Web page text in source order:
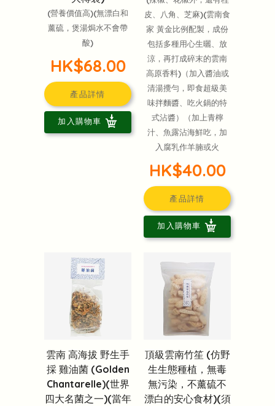
(營養價值高)(無漂白和
薰硫，煲湯焗水不會帶
酸)
HK$68.00
產品詳情
加入購物車
皮、八角、芝麻)(雲南食
家 黃金比例配製，成份
包括多種用心生曬、放
涼，再打成碎末的雲南
高原香料)（加入醬油或
清湯攪勻，即食超級美
味拌麵醬、吃火鍋的特
式沾醬）（加上青檸
汁、魚露沾海鮮吃，加
入腐乳作羊腩或火
HK$40.00
產品詳情
加入購物車
雲南 高海拔 野生手
採 雞油菌 (Golden
Chantarelle)(世界
四大名菌之一)(當年
頂級雲南竹笙 (仿野
生生態種植，無毒
無污染，不薰硫不
漂白的安心食材)(須